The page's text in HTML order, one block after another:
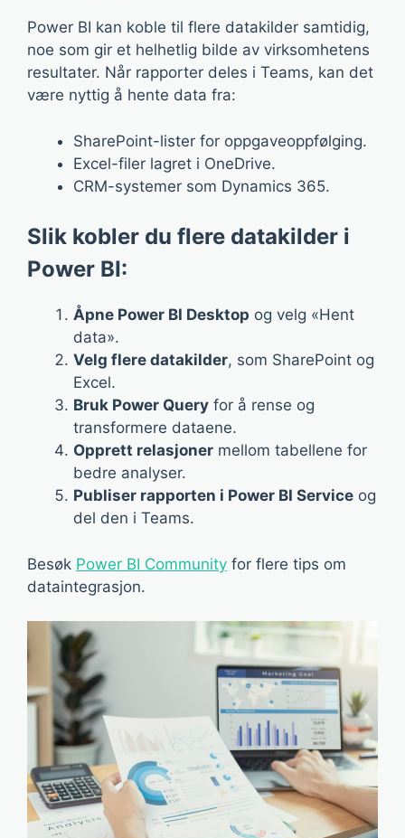
Power BI kan koble til flere datakilder samtidig,
noe som gir et helhetlig bilde av virksomhetens
resultater. Når rapporter deles i Teams, kan det
være nyttig å hente data fra:
SharePoint-lister for oppgaveoppfølging.
Excel-filer lagret i OneDrive.
CRM-systemer som Dynamics 365.
Slik kobler du flere datakilder i
Power BI:
Åpne Power BI Desktop og velg «Hent
data».
Velg flere datakilder, som SharePoint og
Excel.
Bruk Power Query for å rense og
transformere dataene.
Opprett relasjoner mellom tabellene for
bedre analyser.
Publiser rapporten i Power BI Service og
del den i Teams.
Besøk Power BI Community for flere tips om
dataintegrasjon.